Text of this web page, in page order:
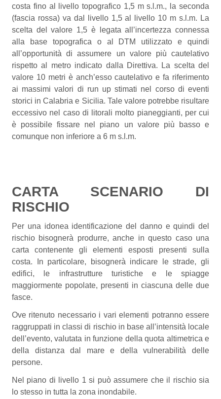
costa fino al livello topografico 1,5 m s.l.m., la seconda
(fascia rossa) va dal livello 1,5 al livello 10 m s.l.m. La
scelta del valore 1,5 è legata all’incertezza connessa
alla base topografica o al DTM utilizzato e quindi
all’opportunità di assumere un valore più cautelativo
rispetto al metro indicato dalla Direttiva. La scelta del
valore 10 metri è anch’esso cautelativo e fa riferimento
ai massimi valori di run up stimati nel corso di eventi
storici in Calabria e Sicilia. Tale valore potrebbe risultare
eccessivo nel caso di litorali molto pianeggianti, per cui
è possibile fissare nel piano un valore più basso e
comunque non inferiore a 6 m s.l.m.
CARTA SCENARIO DI
RISCHIO
Per una idonea identificazione del danno e quindi del
rischio bisognerà produrre, anche in questo caso una
carta contenente gli elementi esposti presenti sulla
costa. In particolare, bisognerà indicare le strade, gli
edifici, le infrastrutture turistiche e le spiagge
maggiormente popolate, presenti in ciascuna delle due
fasce.
Ove ritenuto necessario i vari elementi potranno essere
raggruppati in classi di rischio in base all’intensità locale
dell’evento, valutata in funzione della quota altimetrica e
della distanza dal mare e della vulnerabilità delle
persone.
Nel piano di livello 1 si può assumere che il rischio sia
lo stesso in tutta la zona inondabile.